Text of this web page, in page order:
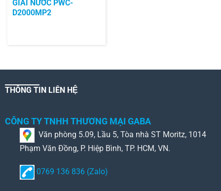
GIẢI NƯỚC PWC-
D2000MP2
THÔNG TIN LIÊN HỆ
CÔNG TY TNHH THƯƠNG MẠI GABA
Văn phòng 5.09, Lầu 5, Tòa nhà ST Moritz, 1014
Phạm Văn Đồng, P. Hiệp Bình, TP. HCM, VN.
0769 136 836 (Zalo)